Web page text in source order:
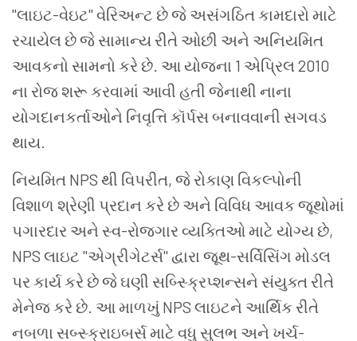
"લાઇટ-વેઇટ" વેરિઅન્ટ છે જે અસંગઠિત કામદારો માટે
રચાયેલ છે જે સામાન્ય રીતે ઓછી અને અનિયમિત
આવકનો સામનો કરે છે. આ યોજના 1 એપ્રિલ 2010
ના રોજ શરૂ કરવામાં આવી હતી જેનાથી નાના
યોગદાનકર્તાઓને નિવૃત્તિ કૉર્પસ બનાવવાની સગવડ
થાય.
નિયમિત NPS થી વિપરીત, જે રોકાણ વિકલ્પોની
વિશાળ શ્રેણી પ્રદાન કરે છે અને વિવિધ આવક જૂથોમાં
પગારદાર અને સ્વ-રોજગાર વ્યક્તિઓ માટે યોગ્ય છે,
NPS લાઇટ "એગ્રીગેટર્સ" દ્વારા જૂથ-સર્વિસિંગ મોડલ
પર કાર્ય કરે છે જે ઘણી સબ્સ્ક્રિપ્શન્સને સંયુક્ત રીતે
મેનેજ કરે છે. આ માળખું NPS લાઇટને આર્થિક રીતે
નબળા સબ્સ્ક્રાઇબર્સ માટે વધુ સુલભ અને ખર્ચ-